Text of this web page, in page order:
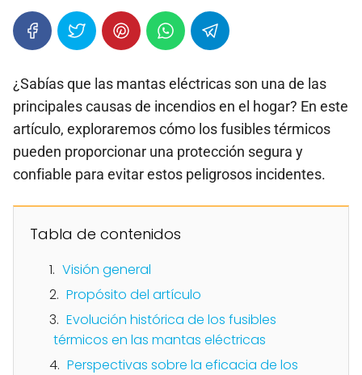
¿Sabías que las mantas eléctricas son una de las
principales causas de incendios en el hogar? En este
artículo, exploraremos cómo los fusibles térmicos
pueden proporcionar una protección segura y
confiable para evitar estos peligrosos incidentes.
Tabla de contenidos
Visión general
Propósito del artículo
Evolución histórica de los fusibles
térmicos en las mantas eléctricas
Perspectivas sobre la eficacia de los